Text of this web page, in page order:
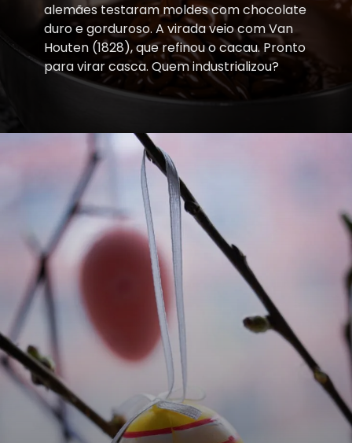
alemães testaram moldes com chocolate
duro e gorduroso. A virada veio com Van
Houten (1828), que refinou o cacau. Pronto
para virar casca. Quem industrializou?